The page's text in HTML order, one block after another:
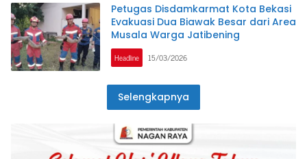
Petugas Disdamkarmat Kota Bekasi
Evakuasi Dua Biawak Besar dari Area
Musala Warga Jatibening
Headline 15/03/2026
Selengkapnya